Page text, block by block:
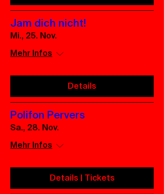
Jam dich nicht!
Mi., 25. Nov.
Mehr Infos
Details
Polifon Pervers
Sa., 28. Nov.
Mehr Infos
Details | Tickets